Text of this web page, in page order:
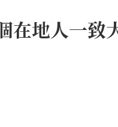
在地人一